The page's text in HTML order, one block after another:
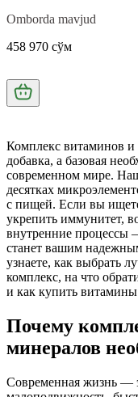
Omborda mavjud
458 970 сўм
Комплекс витаминов
добавка, а базовая
современном мире.
десятках
с пищей. Если вы
укрепить иммунитет,
внутренние процессы
станет вашим
узнаете, как выбрать
комплекс, на что
и как купить
Почему
минералов
Современная жизнь —